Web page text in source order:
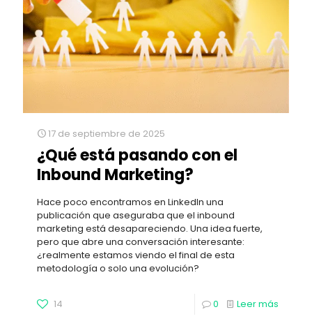
17 de septiembre de 2025
¿Qué está pasando con el
Inbound Marketing?
Hace poco encontramos en LinkedIn una
publicación que aseguraba que el inbound
marketing está desapareciendo. Una idea fuerte,
pero que abre una conversación interesante:
¿realmente estamos viendo el final de esta
metodología o solo una evolución?
14 0 Leer más